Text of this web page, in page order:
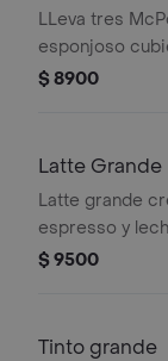
LLeva tres
esponjoso
$ 8900
Latte Grande
Latte grande
espresso y
con café 100 %
$ 9500
Tinto grande